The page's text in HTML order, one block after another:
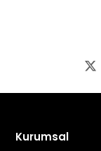
Kurumsal